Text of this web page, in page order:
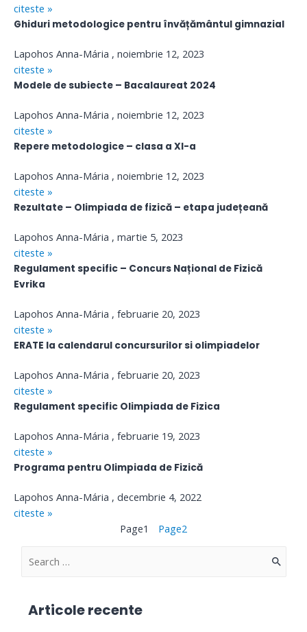
citeste »
Ghiduri metodologice pentru învățământul gimnazial
Lapohos Anna-Mária
noiembrie 12, 2023
citeste »
Modele de subiecte – Bacalaureat 2024
Lapohos Anna-Mária
noiembrie 12, 2023
citeste »
Repere metodologice – clasa a XI-a
Lapohos Anna-Mária
noiembrie 12, 2023
citeste »
Rezultate – Olimpiada de fizică – etapa județeană
Lapohos Anna-Mária
martie 5, 2023
citeste »
Regulament specific – Concurs Național de Fizică
Evrika
Lapohos Anna-Mária
februarie 20, 2023
citeste »
ERATE la calendarul concursurilor si olimpiadelor
Lapohos Anna-Mária
februarie 20, 2023
citeste »
Regulament specific Olimpiada de Fizica
Lapohos Anna-Mária
februarie 19, 2023
citeste »
Programa pentru Olimpiada de Fizică
Lapohos Anna-Mária
decembrie 4, 2022
citeste »
Page1 Page2
S
Articole recente